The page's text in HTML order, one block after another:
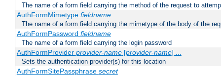
The name of a form field carrying the method of the request to
AuthFormMimetype fieldname
The name of a form field carrying the mimetype of the body of the
AuthFormPassword fieldname
The name of a form field carrying the login password
AuthFormProvider provider-name[provider-name] ...
Sets the authentication provider(s) for this location
AuthFormSitePassphrase secret